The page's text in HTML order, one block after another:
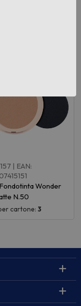
| EAN:
Wonder
N.50
cartone:3